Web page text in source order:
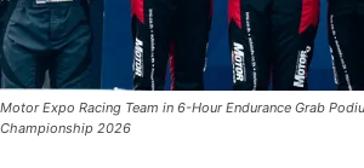
Motor Expo Racing Team in 6-Hour Endurance Grab
Championship 2026